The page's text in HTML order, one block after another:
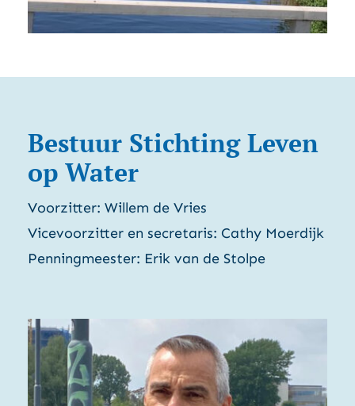
Bestuur Stichting Leven
op Water
Voorzitter: Willem de Vries
Vicevoorzitter en secretaris: Cathy Moerdijk
Penningmeester: Erik van de Stolpe